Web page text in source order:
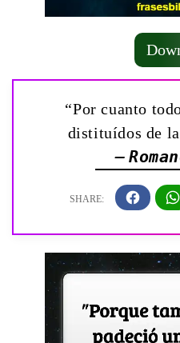
“Por cuanto
distituídos de
—